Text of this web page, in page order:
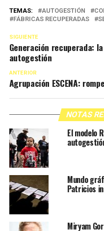
TEMAS: AUTOGESTIÓN
FÁBRICAS RECUPERADAS
SIGUIENTE
Generación recuperada:
autogestión
ANTERIOR
Agrupación ESCENA:
NOTAS
El modelo
Mundo
Patricios
Miryam